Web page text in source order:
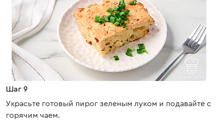
Шаг 9
Украсьте готовый пирог зеленым луком и подавайте с
горячим чаем.